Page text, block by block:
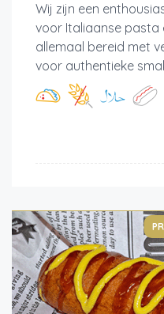
Wij zijn een
voor Italiaanse pasta
allemaal bereid met
voor authentieke